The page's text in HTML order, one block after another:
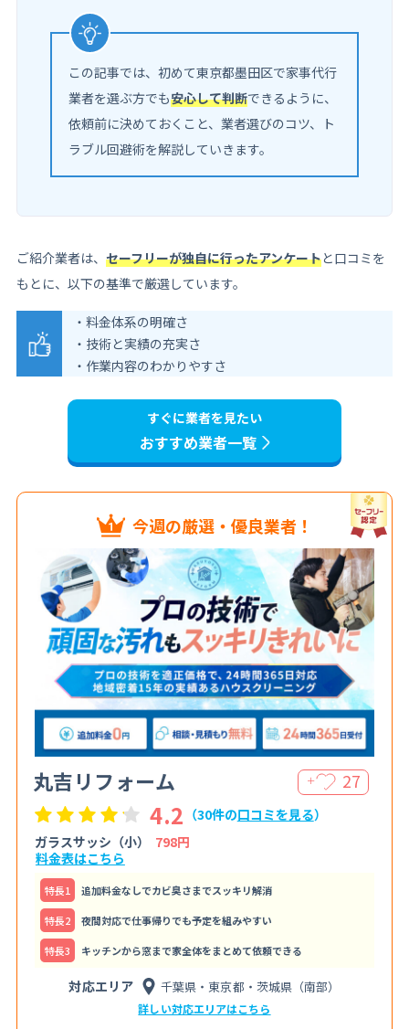
この記事では、初めて東京都墨田区で家事代行
業者を選ぶ方でも安心して判断できるように、
依頼前に決めておくこと、業者選びのコツ、ト
ラブル回避術を解説していきます。
ご紹介業者は、 セーフリーが独自に行ったアンケートと口コミを
もとに、以下の基準で厳選しています。
・料金体系の明確さ
・技術と実績の充実さ
・作業内容のわかりやすさ
すぐに業者を見たい
おすすめ業者一覧
今週の厳選・優良業者！
丸吉リフォーム ＋ 27
4.2 （30件の口コミを見る）
ガラスサッシ（小）
798円
料金表はこちら
特⻑1 追加料金なしでカビ臭さまでスッキリ解消
特⻑2 夜間対応で仕事帰りでも予定を組みやすい
特⻑3 キッチンから窓まで家全体をまとめて依頼できる
対応エリア 千葉県・東京都・茨城県（南部）
詳しい対応エリアはこちら